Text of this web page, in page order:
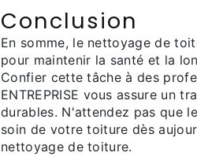
Conclusion
En somme, le nettoyage de
pour maintenir la santé et la
Confier cette tâche à des
ENTREPRISE vous assure un
durables. N'attendez pas que
soin de votre toiture dès
nettoyage de toiture.